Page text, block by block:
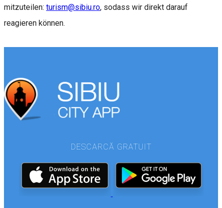
mitzuteilen: turism@sibiu.ro, sodass wir direkt darauf
reagieren können.
DESCARCĂ GRATUIT